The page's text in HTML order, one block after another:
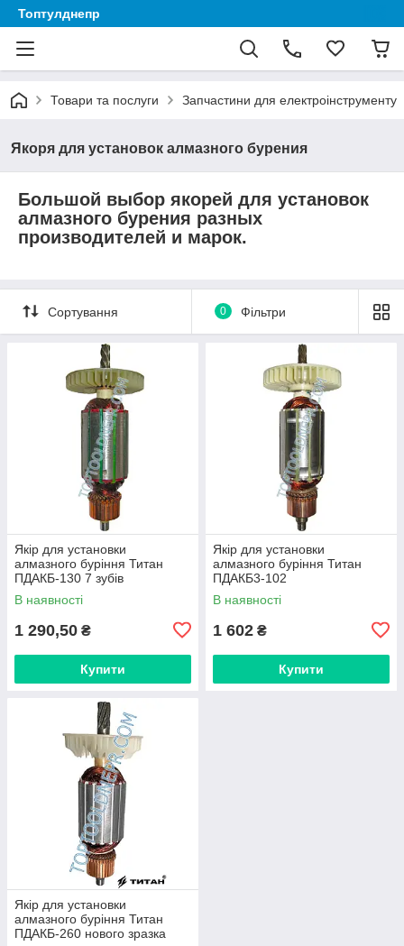
Топтулднепр
Товари та послуги Запчастини для електроінструменту
Якоря для установок алмазного бурения
Большой выбор якорей для установок
алмазного бурения разных
производителей и марок.
Сортування 0 Фільтри
Якір для установки
алмазного буріння Титан
ПДАКБ-130 7 зубів
В наявності
1 290,50 ₴
Купити
Якір для установки
алмазного буріння Титан
ПДАКБ3-102
В наявності
1 602 ₴
Купити
Якір для установки
алмазного буріння Титан
ПДАКБ-260 нового зразка